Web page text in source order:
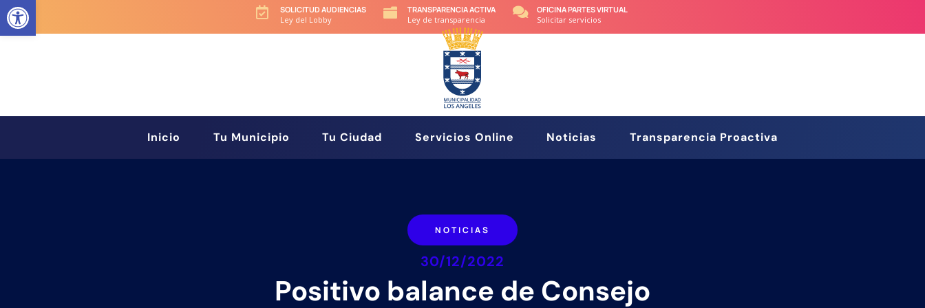

SOLICITUD AUDIENCIAS
Ley del Lobby

TRANSPARENCIA ACTIVA
Ley de transparencia

OFICINA PARTES VIRTUAL
Solicitar servicios
Inicio Tu Municipio Tu Ciudad Servicios Online Noticias Transparencia Proactiva
NOTICIAS
30/12/2022
Positivo balance de Consejo